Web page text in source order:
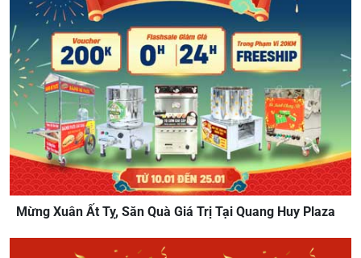
Mừng Xuân Ất Tỵ, Săn Quà Giá Trị Tại Quang Huy Plaza